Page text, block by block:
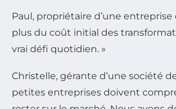
Paul, propriétaire d’une
plus du coût initial des
vrai défi quotidien. »
Christelle, gérante d’une société
petites entreprises doivent